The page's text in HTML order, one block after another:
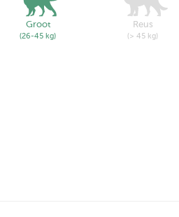
Groot
(26-45 kg)
Reus
(> 45 kg)